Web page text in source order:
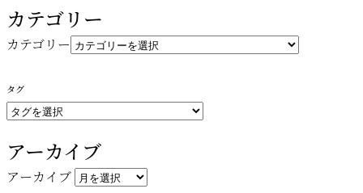
カテゴリー
カテゴリー
タグ
アーカイブ
アーカイブ